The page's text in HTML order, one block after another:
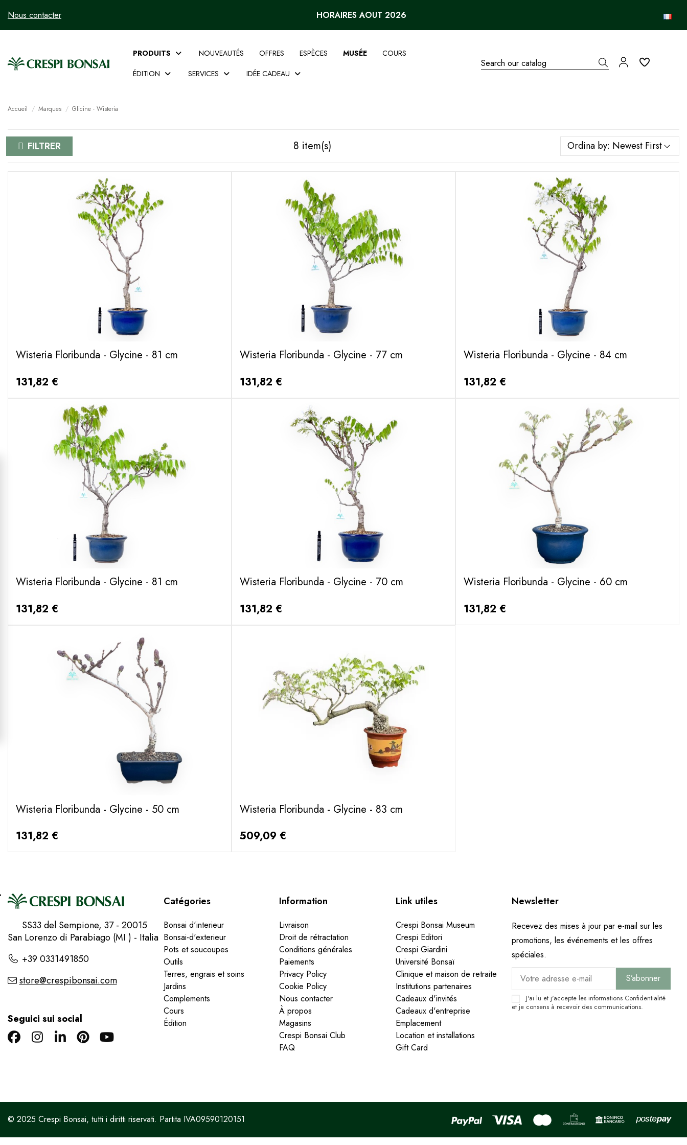
Nous contacter HORAIRES AOUT 2026
PRODUITS NOUVEAUTÉS OFFRES ESPÈCES MUSÉE
COURS
ÉDITION
SERVICES IDÉE CADEAU
Accueil Marques Glicine - Wisteria
FILTRER 8 item(s) Ordina by: Newest First
Wisteria Floribunda - Glycine - 81 cm
131,82 €
Wisteria Floribunda - Glycine - 77 cm
131,82 €
Wisteria Floribunda - Glycine - 84 cm
131,82 €
Wisteria Floribunda - Glycine - 81 cm
131,82 €
Wisteria Floribunda - Glycine - 70 cm
131,82 €
Wisteria Floribunda - Glycine - 60 cm
131,82 €
Wisteria Floribunda - Glycine - 50 cm
131,82 €
Wisteria Floribunda - Glycine - 83 cm
509,09 €
SS33 del Sempione, 37 - 20015
San Lorenzo di Parabiago (MI ) - Italia
+39 0331491850
store@crespibonsai.com
Seguici sui social
Catégories
Bonsai d'interieur
Bonsai-d'exterieur
Pots et soucoupes
Outils
Terres, engrais et soins
Jardins
Complements
Cours
Édition
Information
Livraison
Droit de rétractation
Conditions générales
Paiements
Privacy Policy
Cookie Policy
Nous contacter
À propos
Magasins
Crespi Bonsai Club
FAQ
Link utiles
Crespi Bonsai Museum
Crespi Editori
Crespi Giardini
Université Bonsaï
Clinique et maison de retraite
Institutions partenaires
Cadeaux d'invités
Cadeaux d'entreprise
Emplacement
Location et installations
Gift Card
Newsletter
Recevez des mises à jour par e-mail sur les
promotions, les événements et les offres
spéciales.
J'ai lu et j'accepte les informations Confidentialité
et je consens à recevoir des communications.
© 2025 Crespi Bonsai, tutti i diritti riservati. Partita IVA09590120151